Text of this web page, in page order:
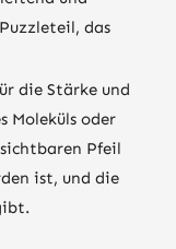
das
die Stärke und
Moleküls oder
Pfeil
ist, und die